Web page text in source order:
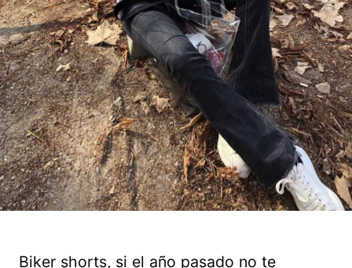
Biker shorts, si el año pasado no te